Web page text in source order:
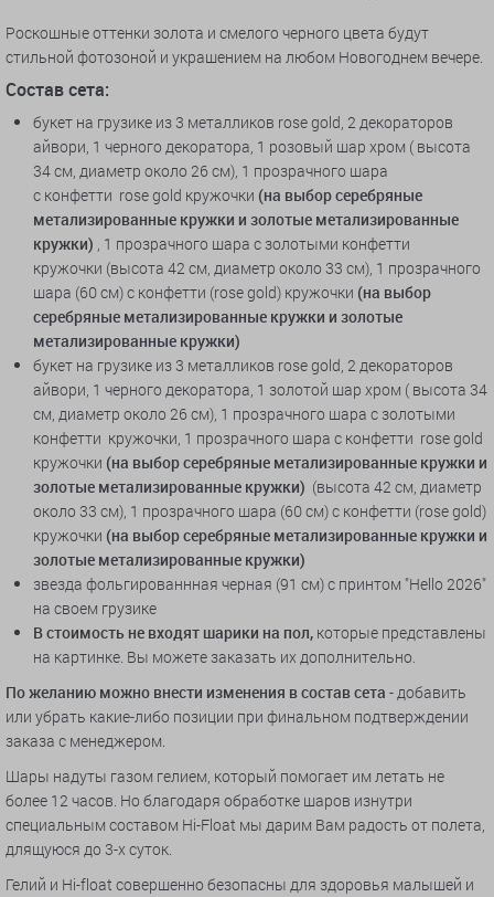
Роскошные оттенки золота и смелого черного цвета будут
стильной фотозоной и украшением на любом Новогоднем вечере.
Состав сета:
букет на грузике из 3 металликов rose gold, 2 декораторов
айвори, 1 черного декоратора, 1 розовый шар хром ( высота
34 см, диаметр около 26 см), 1 прозрачного шара
с конфетти rose gold кружочки (на выбор серебряные
метализированные кружки и золотые метализированные
кружки) , 1 прозрачного шара с золотыми конфетти
кружочки (высота 42 см, диаметр около 33 см), 1 прозрачного
шара (60 см) с конфетти (rose gold) кружочки (на выбор
серебряные метализированные кружки и золотые
метализированные кружки)
букет на грузике из 3 металликов rose gold, 2 декораторов
айвори, 1 черного декоратора, 1 золотой шар хром ( высота 34
см, диаметр около 26 см), 1 прозрачного шара с золотыми
конфетти кружочки, 1 прозрачного шара с конфетти rose gold
кружочки (на выбор серебряные метализированные кружки и
золотые метализированные кружки) (высота 42 см, диаметр
около 33 см), 1 прозрачного шара (60 см) с конфетти (rose gold)
кружочки (на выбор серебряные метализированные кружки и
золотые метализированные кружки)
звезда фольгированнная черная (91 см) с принтом "Hello 2026"
на своем грузике
В стоимость не входят шарики на пол, которые представлены
на картинке. Вы можете заказать их дополнительно.
По желанию можно внести изменения в состав сета - добавить
или убрать какие-либо позиции при финальном подтверждении
заказа с менеджером.
Шары надуты газом гелием, который помогает им летать не
более 12 часов. Но благодаря обработке шаров изнутри
специальным составом Hi-Float мы дарим Вам радость от полета,
длящуюся до 3-х суток.
Гелий и Hi-float совершенно безопасны для здоровья малышей и